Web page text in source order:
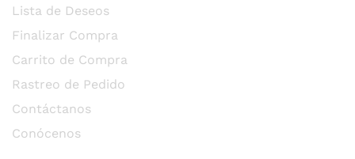
Lista de Deseos
Finalizar Compra
Carrito de Compra
Rastreo de Pedido
Contáctanos
Conócenos